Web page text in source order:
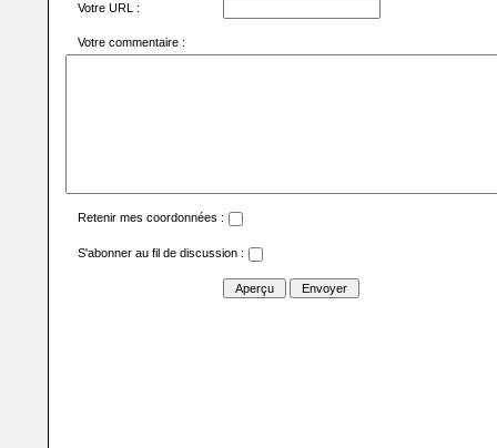
Votre URL :
Votre commentaire :
Retenir mes coordonnées :
S'abonner au fil de discussion :